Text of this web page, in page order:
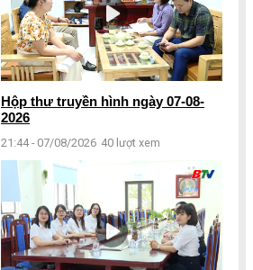
Hộp thư truyền hình ngày 07-08-
2026
21:44 - 07/08/2026 40 lượt xem